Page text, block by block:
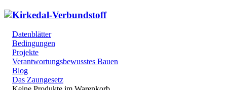
Datenblätter
Bedingungen
Projekte
Verantwortungsbewusstes Bauen
Blog
Das Zaungesetz